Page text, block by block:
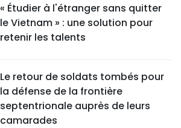
« Étudier à l'étranger sans quitter
le Vietnam » : une solution pour
retenir les talents
Le retour de soldats tombés pour
la défense de la frontière
septentrionale auprès de leurs
camarades